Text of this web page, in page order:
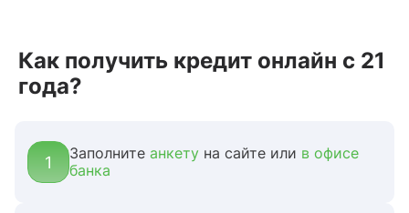
Как получить кредит онлайн с 21
года?
1 Заполните анкету на сайте или в офисе
банка